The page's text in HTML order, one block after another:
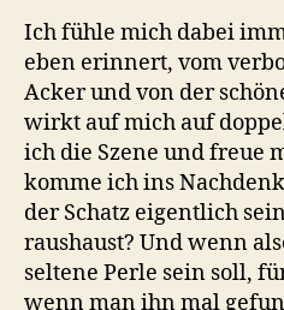
Ich fühle mich dabei
eben erinnert, vom
Acker und von der
wirkt auf mich auf
ich die Szene und freue
komme ich ins
der Schatz eigentlich
raushaust? Und wenn
seltene Perle sein soll,
wenn man ihn mal